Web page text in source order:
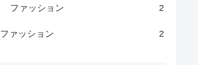
ファッション 2
ファッション 2